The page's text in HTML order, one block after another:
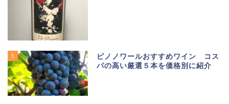
3
ピノノワールおすすめワイン コス
パの高い厳選５本を価格別に紹介